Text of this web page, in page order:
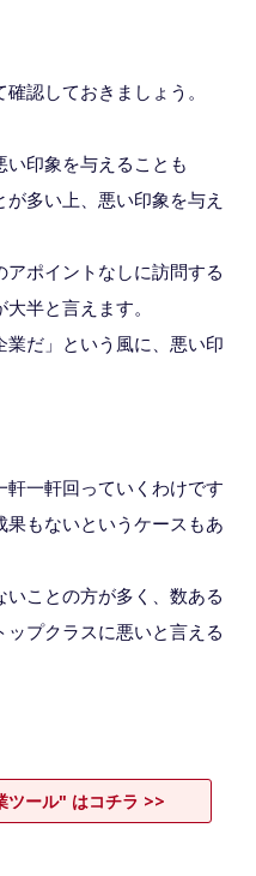
認しておきましょう。
印象を与えることも
多い上、悪い印象を与え
ポイントなしに訪問する
半と言えます。
業だ」という風に、悪い印
一軒回っていくわけです
もないというケースもあ
ことの方が多く、数ある
プクラスに悪いと言える
ツール" はコチラ >>